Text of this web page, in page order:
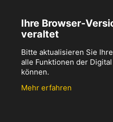
Ihre Browser-
veraltet
Bitte aktualisieren Sie
alle Funktionen der
können.
Mehr erfahren